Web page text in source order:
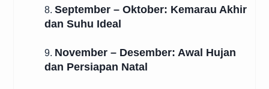
8. September – Oktober: Kemarau Akhir
dan Suhu Ideal
9. November – Desember: Awal Hujan
dan Persiapan Natal